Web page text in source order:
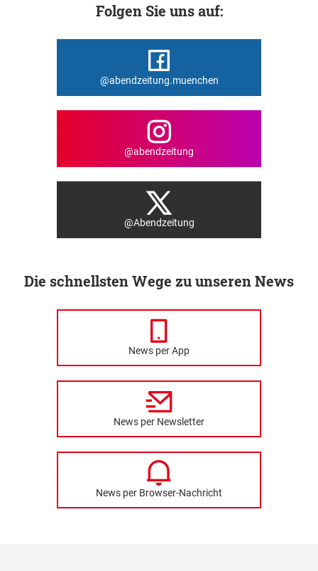
Folgen Sie uns auf:
@abendzeitung.muenchen
@abendzeitung
@Abendzeitung
Die schnellsten Wege zu unseren News
News per App
News per Newsletter
News per Browser-Nachricht